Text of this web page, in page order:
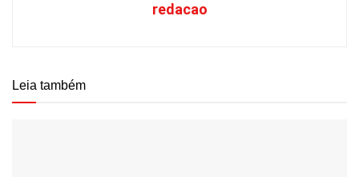
redacao
Leia também